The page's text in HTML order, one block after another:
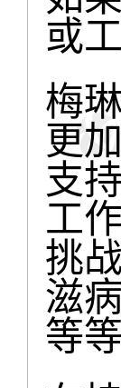
或
梅
更
支
工
挑
滋
等等